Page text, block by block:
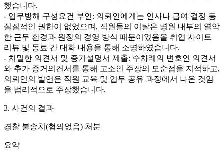
했습니다.
- 업무방해 구성요건 부인: 의뢰인에게는 인사나 급여 결정 등
실질적인 권한이 없었으며, 직원들의 이탈은 병원 내부의 열악
한 근무 환경과 원장의 경영 방식 때문이었음을 취업 사이트
리뷰 및 동료 간 대화 내용을 통해 소명하였습니다.
- 치밀한 의견서 및 증거설명서 제출: 수차례의 변호인 의견서
와 추가 증거의견서를 통해 고소인 주장의 모순점을 지적하고,
의뢰인의 발언은 직원 교육 및 업무 공유 과정에서 나온 것임
을 법리적으로 주장했습니다.
3. 사건의 결과
경찰 불송치(혐의없음) 처분
요약